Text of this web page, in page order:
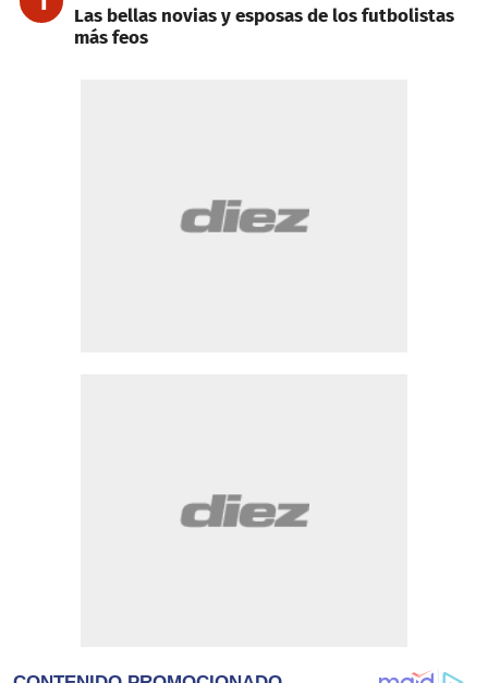
Las bellas novias y esposas de los futbolistas
más feos